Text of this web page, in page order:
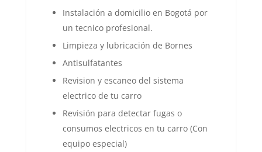
Instalación a domicilio en Bogotá por
un tecnico profesional.
Limpieza y lubricación de Bornes
Antisulfatantes
Revision y escaneo del sistema
electrico de tu carro
Revisión para detectar fugas o
consumos electricos en tu carro (Con
equipo especial)